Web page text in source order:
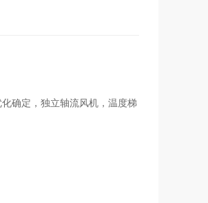
确定，独立轴流风机，温度梯